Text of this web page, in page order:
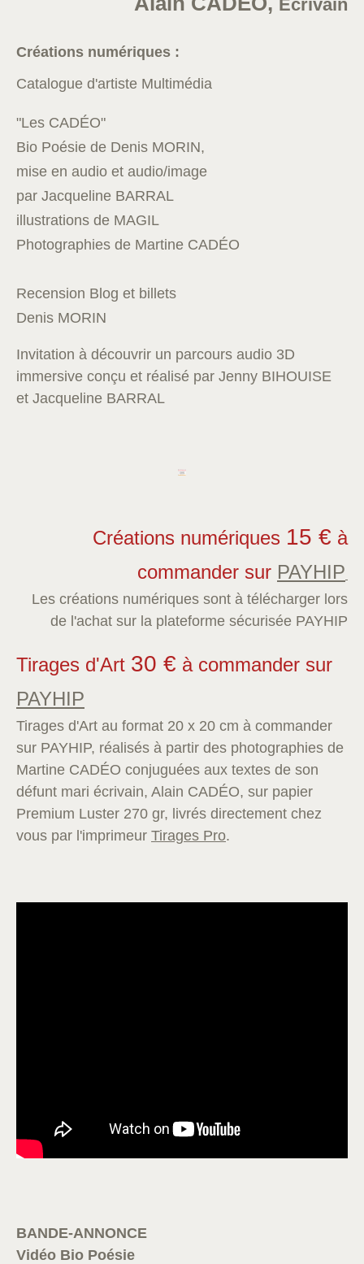
Écrivain
Créations numériques :
Catalogue d'artiste Multimédia
"Les CADÉO"
Bio Poésie de Denis MORIN,
mise en audio et audio/image
par Jacqueline BARRAL
illustrations de MAGIL
Photographies de Martine CADÉO
Recension Blog et billets
Denis MORIN
Invitation à découvrir un parcours audio 3D
immersive conçu et réalisé par Jenny BIHOUISE
et Jacqueline BARRAL
Créations numériques 15 € à
commander sur PAYHIP
Les créations numériques sont à télécharger lors
de l'achat sur la plateforme sécurisée PAYHIP
Tirages d'Art 30 € à commander sur
PAYHIP
Tirages d'Art au format 20 x 20 cm à commander
sur PAYHIP, réalisés à partir des photographies de
Martine CADÉO conjuguées aux textes de son
défunt mari écrivain, Alain CADÉO, sur papier
Premium Luster 270 gr, livrés directement chez
vous par l'imprimeur Tirages Pro.
BANDE-ANNONCE
Vidéo Bio Poésie